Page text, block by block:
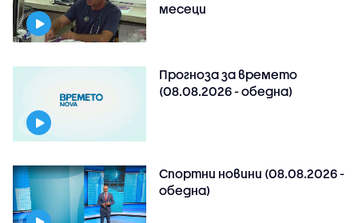
месеци
Прогноза за времето
(08.08.2026 - обедна)
Спортни новини (08.08.2026 -
обедна)